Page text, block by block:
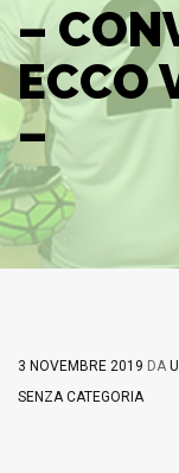
–
ECCO
–
3 NOVEMBRE 2019 DA
SENZA CATEGORIA